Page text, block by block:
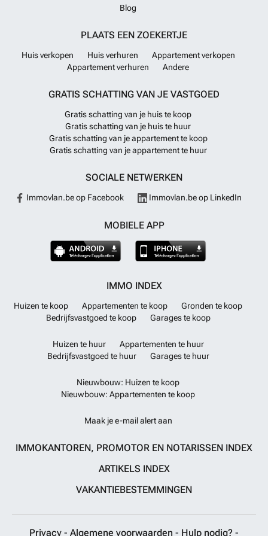
uitmuntende voorzieningen. Neem vandaag nog contact met ons op
voor meer informatie of om een bezichtiging in te plannen en ervaar
Blog
PLAATS EEN ZOEKERTJE
Huis verkopen Huis verhuren
Appartement verkopen
Appartement verhuren
Andere
GRATIS SCHATTING VAN JE VASTGOED
Gratis schatting van je huis te koop
Gratis schatting van je huis te huur
Gratis schatting van je appartement te koop
Gratis schatting van je appartement te huur
SOCIALE NETWERKEN
Immovlan.be op Facebook Immovlan.be op LinkedIn
MOBIELE APP
IMMO INDEX
Huizen te koop Appartementen te koop
Gronden te koop
Bedrijfsvastgoed te koop
Garages te koop
Huizen te huur
Appartementen te huur
Bedrijfsvastgoed te huur
Garages te huur
Nieuwbouw: Huizen te koop
Nieuwbouw: Appartementen te koop
Maak je e-mail alert aan
IMMOKANTOREN, PROMOTOR EN NOTARISSEN INDEX
ARTIKELS INDEX
VAKANTIEBESTEMMINGEN
Privacy - Algemene voorwaarden - Hulp nodig? -